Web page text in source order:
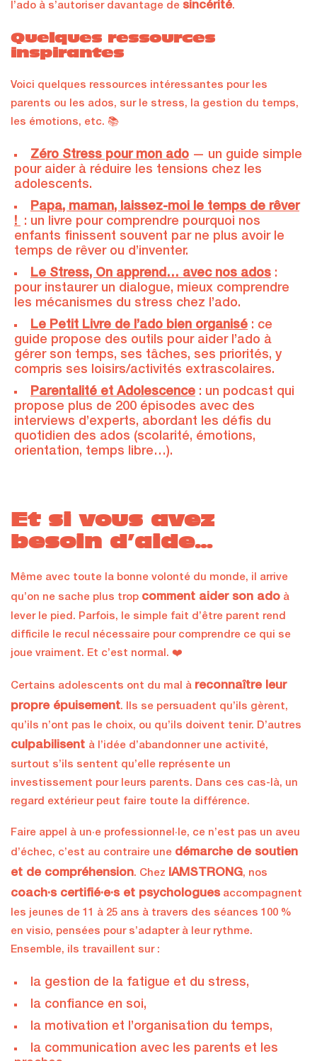
l’ado à s’autoriser davantage de sincérité.
Quelques ressources
inspirantes
Voici quelques ressources intéressantes pour les
parents ou les ados, sur le stress, la gestion du temps,
les émotions, etc. 📚
Zéro Stress pour mon ado — un guide simple
pour aider à réduire les tensions chez les
adolescents.
Papa, maman, laissez-moi le temps de rêver
!
: un livre pour comprendre pourquoi nos
enfants finissent souvent par ne plus avoir le
temps de rêver ou d’inventer.
Le Stress, On apprend… avec nos ados :
pour instaurer un dialogue, mieux comprendre
les mécanismes du stress chez l’ado.
Le Petit Livre de l’ado bien organisé : ce
guide propose des outils pour aider l’ado à
gérer son temps, ses tâches, ses priorités, y
compris ses loisirs/activités extrascolaires.
Parentalité et Adolescence : un podcast qui
propose plus de 200 épisodes avec des
interviews d’experts, abordant les défis du
quotidien des ados (scolarité, émotions,
orientation, temps libre…).
Et si vous avez
besoin d’aide…
Même avec toute la bonne volonté du monde, il arrive
qu’on ne sache plus trop comment aider son ado à
lever le pied. Parfois, le simple fait d’être parent rend
difficile le recul nécessaire pour comprendre ce qui se
joue vraiment. Et c’est normal. ❤️
Certains adolescents ont du mal à reconnaître leur
propre épuisement. Ils se persuadent qu’ils gèrent,
qu’ils n’ont pas le choix, ou qu’ils doivent tenir. D’autres
culpabilisent à l’idée d’abandonner une activité,
surtout s’ils sentent qu’elle représente un
investissement pour leurs parents. Dans ces cas-là, un
regard extérieur peut faire toute la différence.
Faire appel à un·e professionnel·le, ce n’est pas un aveu
d’échec, c’est au contraire une démarche de soutien
et de compréhension. Chez IAMSTRONG, nos
coach·s certifié·e·s et psychologues accompagnent
les jeunes de 11 à 25 ans à travers des séances 100 %
en visio, pensées pour s’adapter à leur rythme.
Ensemble, ils travaillent sur :
la gestion de la fatigue et du stress,
la confiance en soi,
la motivation et l’organisation du temps,
la communication avec les parents et les